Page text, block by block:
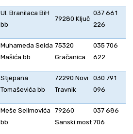
Ul. Branilaca BiH
bb
79280 Ključ
037 661
226
Muhameda Seida
Mašića bb
75320
Gračanica
035 706
622
Stjepana
Tomaševića bb
72290 Novi
Travnik
030 791
096
Meše Selimovića
bb
79260
Sanski most
037 686
706